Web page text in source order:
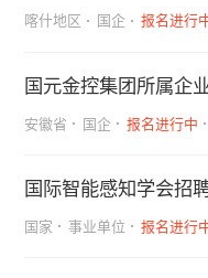
喀什地区 国企 报名进行
国元金控集团所属企
安徽省 国企 报名进行中
国际智能感知学会招
国家 事业单位 报名进行